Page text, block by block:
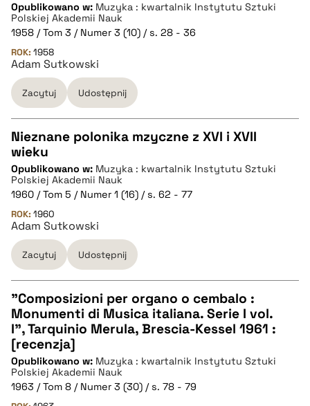
Opublikowano w: Muzyka : kwartalnik Instytutu Sztuki
Polskiej Akademii Nauk
1958 / Tom 3 / Numer 3 (10) / s. 28 - 36
ROK: 1958
Adam Sutkowski
Zacytuj Udostępnij
CZYSTY TEKST
pobierz cytat
BIBTEX
pobierz cytat
Nieznane polonika mzyczne z XVI i XVII
wieku
Opublikowano w: Muzyka : kwartalnik Instytutu Sztuki
Polskiej Akademii Nauk
1960 / Tom 5 / Numer 1 (16) / s. 62 - 77
ROK: 1960
Adam Sutkowski
Zacytuj Udostępnij
CZYSTY TEKST
pobierz cytat
"Composizioni per organo o cembalo :
Monumenti di Musica italiana. Serie I vol.
I", Tarquinio Merula, Brescia-Kessel 1961 :
[recenzja]
Opublikowano w: Muzyka : kwartalnik Instytutu Sztuki
Polskiej Akademii Nauk
1963 / Tom 8 / Numer 3 (30) / s. 78 - 79